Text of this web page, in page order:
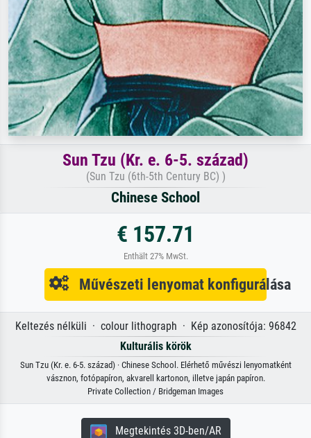
Sun Tzu (Kr. e. 6-5. század)
(Sun Tzu (6th-5th Century BC) )
Chinese School
€ 157.71
Enthält 27% MwSt.
Művészeti lenyomat konfigurálása
Keltezés nélküli · colour lithograph · Kép azonosítója: 96842
Kulturális körök
Sun Tzu (Kr. e. 6-5. század) · Chinese School. Elérhető művészi lenyomatként
vásznon, fotópapíron, akvarell kartonon, illetve japán papíron.
Private Collection / Bridgeman Images
Megtekintés 3D-ben/AR